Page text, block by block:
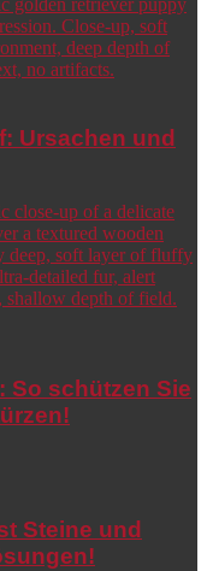
Ursachen und
So schützen Sie
Steine und